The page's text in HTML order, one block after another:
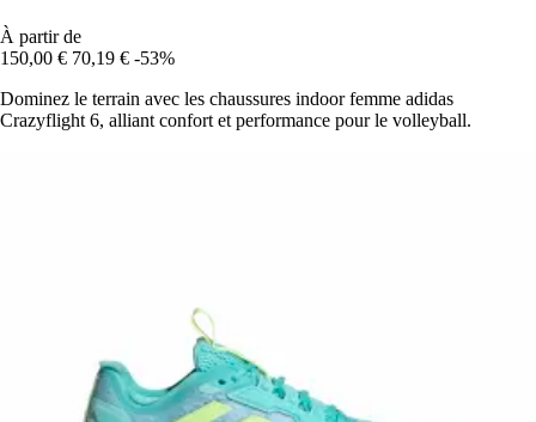
À partir de
150,00 € 70,19 € -53%
Dominez le terrain avec les chaussures indoor femme adidas
Crazyflight 6, alliant confort et performance pour le volleyball.